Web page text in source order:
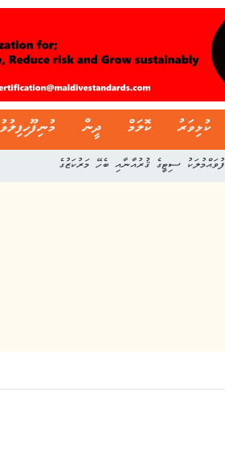
ކުޅިވަރު ކޮލަމް ދީން
ފުވައްމުލަކު ސިޓީގެ ޤުރުއާނާއި ބެހޭ މަރުކަޒުގެ